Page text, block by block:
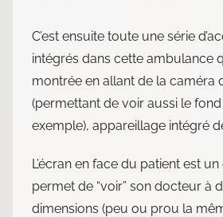
C’est ensuite toute une série
intégrés dans cette ambulance
montrée en allant de la caméra
(permettant de voir aussi le
exemple), appareillage intégré
L’écran en face du patient est
permet de “voir” son docteur à
dimensions (peu ou prou la